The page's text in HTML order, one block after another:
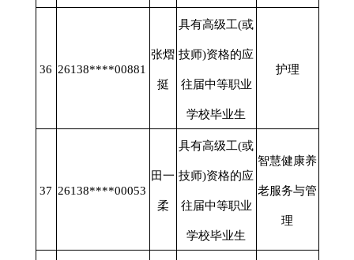
36 26138****00881
张熠
挺
具有高级工(或
技师)资格的应
往届中等职业
学校毕业生
护理
37 26138****00053
田一
柔
具有高级工(或
技师)资格的应
往届中等职业
学校毕业生
智慧健康养
老服务与管
理